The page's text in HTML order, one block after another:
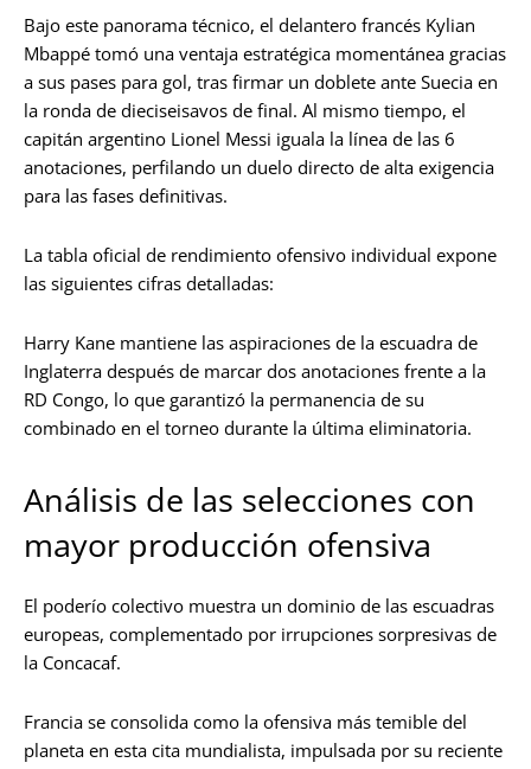
Bajo este panorama técnico, el delantero francés Kylian
Mbappé tomó una ventaja estratégica momentánea gracias
a sus pases para gol, tras firmar un doblete ante Suecia en
la ronda de dieciseisavos de final. Al mismo tiempo, el
capitán argentino Lionel Messi iguala la línea de las 6
anotaciones, perfilando un duelo directo de alta exigencia
para las fases definitivas.
La tabla oficial de rendimiento ofensivo individual expone
las siguientes cifras detalladas:
Harry Kane mantiene las aspiraciones de la escuadra de
Inglaterra después de marcar dos anotaciones frente a la
RD Congo, lo que garantizó la permanencia de su
combinado en el torneo durante la última eliminatoria.
Análisis de las selecciones con
mayor producción ofensiva
El poderío colectivo muestra un dominio de las escuadras
europeas, complementado por irrupciones sorpresivas de
la Concacaf.
Francia se consolida como la ofensiva más temible del
planeta en esta cita mundialista, impulsada por su reciente